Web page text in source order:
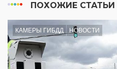
ПОХОЖИЕ СТАТЬИ
КАМЕРЫ ГИБДД НОВОСТИ